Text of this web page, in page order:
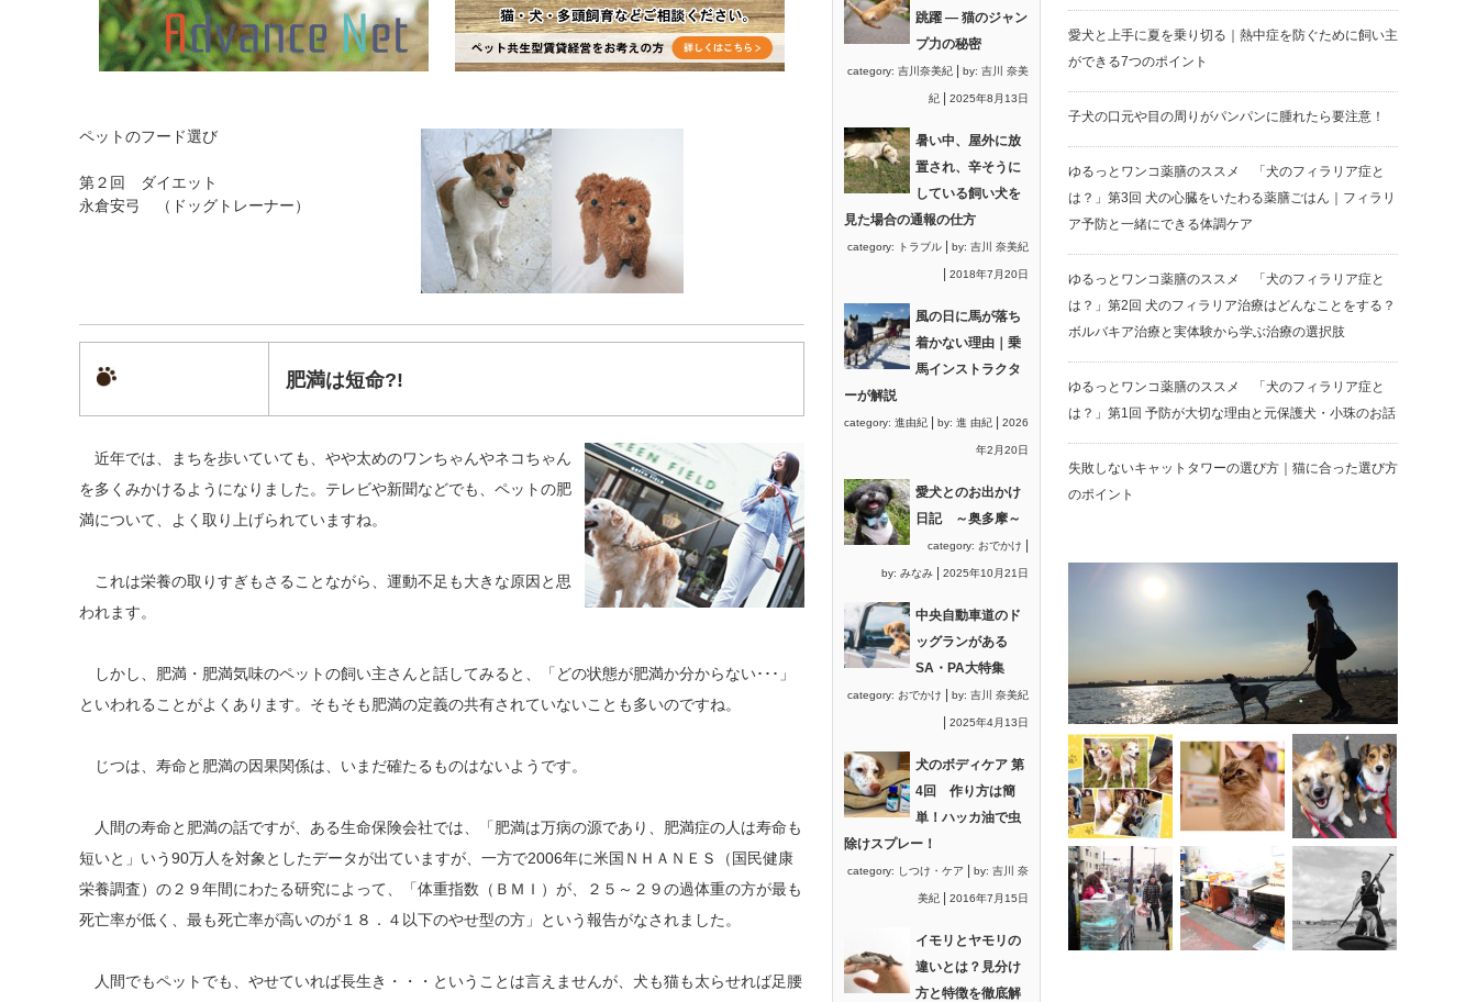
ペットのフード選び
第２回 ダイエット
永倉安弓 （ドッグトレーナー）
肥満は短命?!
近年では、まちを歩いていても、やや太めのワンちゃんやネコちゃん
を多くみかけるようになりました。テレビや新聞などでも、ペットの肥
満について、よく取り上げられていますね。
これは栄養の取りすぎもさることながら、運動不足も大きな原因と思
われます。
しかし、肥満・肥満気味のペットの飼い主さんと話してみると、「どの状態が肥満か分からない･･･」
といわれることがよくあります。そもそも肥満の定義の共有されていないことも多いのですね。
じつは、寿命と肥満の因果関係は、いまだ確たるものはないようです。
人間の寿命と肥満の話ですが、ある生命保険会社では、「肥満は万病の源であり、肥満症の人は寿命も
短いと」いう90万人を対象としたデータが出ていますが、一方で2006年に米国ＮＨＡＮＥＳ（国民健康
栄養調査）の２９年間にわたる研究によって、「体重指数（ＢＭＩ）が、２５～２９の過体重の方が最も
死亡率が低く、最も死亡率が高いのが１８．４以下のやせ型の方」という報告がなされました。
人間でもペットでも、やせていれば長生き・・・ということは言えませんが、犬も猫も太らせれば足腰
跳躍 ― 猫のジャン
プ力の秘密
category: 吉川奈美紀 by: 吉川 奈美
紀 2025年8月13日
暑い中、屋外に放
置され、辛そうに
している飼い犬を
見た場合の通報の仕方
category: トラブル by: 吉川 奈美紀
2018年7月20日
風の日に馬が落ち
着かない理由｜乗
馬インストラクタ
ーが解説
category: 進由紀 by: 進 由紀 2026
年2月20日
愛犬とのお出かけ
日記 ～奥多摩～
category: おでかけ
by: みなみ 2025年10月21日
中央自動車道のド
ッグランがある
SA・PA大特集
category: おでかけ by: 吉川 奈美紀
2025年4月13日
犬のボディケア 第
4回 作り方は簡
単！ハッカ油で虫
除けスプレー！
category: しつけ・ケア by: 吉川 奈
美紀 2016年7月15日
イモリとヤモリの
違いとは？見分け
方と特徴を徹底解
愛犬と上手に夏を乗り切る｜熱中症を防ぐために飼い主
ができる7つのポイント
子犬の口元や目の周りがパンパンに腫れたら要注意！
ゆるっとワンコ薬膳のススメ 「犬のフィラリア症と
は？」第3回 犬の心臓をいたわる薬膳ごはん｜フィラリ
ア予防と一緒にできる体調ケア
ゆるっとワンコ薬膳のススメ 「犬のフィラリア症と
は？」第2回 犬のフィラリア治療はどんなことをする？
ボルバキア治療と実体験から学ぶ治療の選択肢
ゆるっとワンコ薬膳のススメ 「犬のフィラリア症と
は？」第1回 予防が大切な理由と元保護犬・小珠のお話
失敗しないキャットタワーの選び方｜猫に合った選び方
のポイント